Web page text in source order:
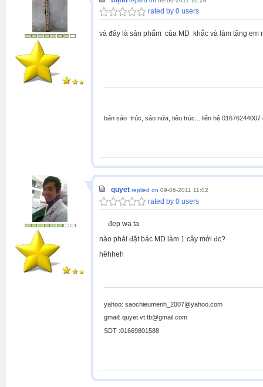
rated by 0 users
và đây là sản phẩm của MD khắc và làm tặng em
bán sáo trúc, sáo nứa, tiêu trúc... liên hệ 01676244007
quyet replied on 09-06-2011 11:02
rated by 0 users
đẹp wa ta
nào phải đặt bác MD làm 1 cây mới đc?
hêhheh
yahoo: saochieumenh_2007@yahoo.com
gmail: quyet.vt.tb@gmail.com
SDT :01669801588